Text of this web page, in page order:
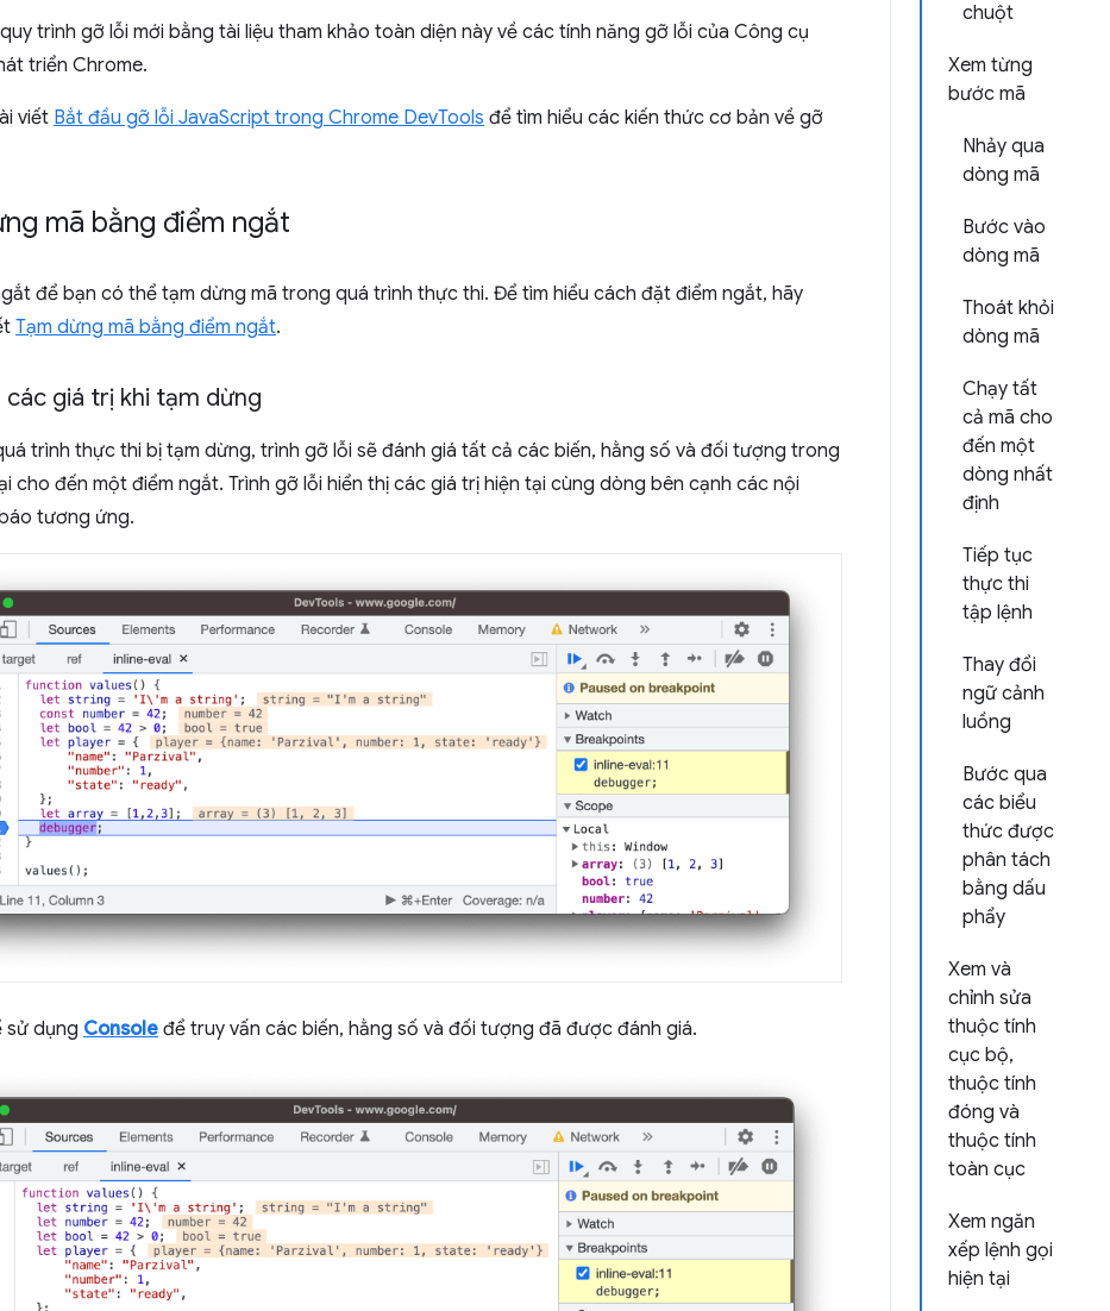
chuột
Xem từng
bước mã
Nhảy qua
dòng mã
Bước vào
dòng mã
Thoát khỏi
dòng mã
Chạy tất
cả mã cho
đến một
dòng nhất
định
Tiếp tục
thực thi
tập lệnh
Thay đổi
ngữ cảnh
luồng
Bước qua
các biểu
thức được
phân tách
bằng dấu
phẩy
Xem và
chỉnh sửa
thuộc tính
cục bộ,
thuộc tính
đóng và
thuộc tính
toàn cục
Xem ngăn
xếp lệnh gọi
hiện tại
trình gỡ lỗi mới bằng tài liệu tham khảo toàn diện này về các tính năng gỡ lỗi của Công cụ
triển Chrome.
viết Bắt đầu gỡ lỗi JavaScript trong Chrome DevTools để tìm hiểu các kiến thức cơ bản về gỡ
mã bằng điểm ngắt
để bạn có thể tạm dừng mã trong quá trình thực thi. Để tìm hiểu cách đặt điểm ngắt, hãy
Tạm dừng mã bằng điểm ngắt.
các giá trị khi tạm dừng
trình thực thi bị tạm dừng, trình gỡ lỗi sẽ đánh giá tất cả các biến, hằng số và đối tượng trong
cho đến một điểm ngắt. Trình gỡ lỗi hiển thị các giá trị hiện tại cùng dòng bên cạnh các nội
tương ứng.
sử dụng Console để truy vấn các biến, hằng số và đối tượng đã được đánh giá.